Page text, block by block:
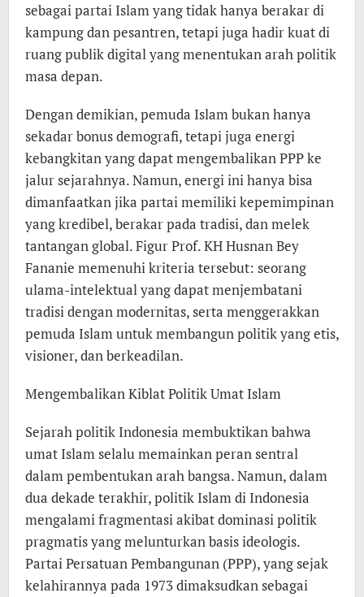
sebagai partai Islam yang tidak hanya berakar di
kampung dan pesantren, tetapi juga hadir kuat di
ruang publik digital yang menentukan arah politik
masa depan.
Dengan demikian, pemuda Islam bukan hanya
sekadar bonus demografi, tetapi juga energi
kebangkitan yang dapat mengembalikan PPP ke
jalur sejarahnya. Namun, energi ini hanya bisa
dimanfaatkan jika partai memiliki kepemimpinan
yang kredibel, berakar pada tradisi, dan melek
tantangan global. Figur Prof. KH Husnan Bey
Fananie memenuhi kriteria tersebut: seorang
ulama-intelektual yang dapat menjembatani
tradisi dengan modernitas, serta menggerakkan
pemuda Islam untuk membangun politik yang etis,
visioner, dan berkeadilan.
Mengembalikan Kiblat Politik Umat Islam
Sejarah politik Indonesia membuktikan bahwa
umat Islam selalu memainkan peran sentral
dalam pembentukan arah bangsa. Namun, dalam
dua dekade terakhir, politik Islam di Indonesia
mengalami fragmentasi akibat dominasi politik
pragmatis yang melunturkan basis ideologis.
Partai Persatuan Pembangunan (PPP), yang sejak
kelahirannya pada 1973 dimaksudkan sebagai